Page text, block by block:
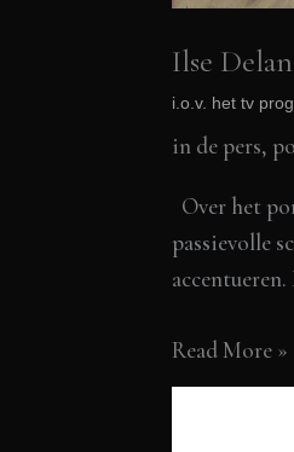
Ilse
i.o.v. het tv
in de pers,
Over het
passievolle
Ilse
Delange
Read More »